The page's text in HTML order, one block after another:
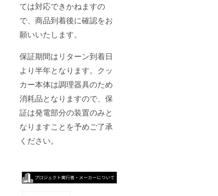
ては対応できかねますの
で、商品到着後に確認をお
願いいたします。
保証期間はリターン到着日
より半年となります。クッ
カー本体は調理器具のため
消耗品となりますので、保
証は発電部分の装置のみと
なりますことを予めご了承
ください。